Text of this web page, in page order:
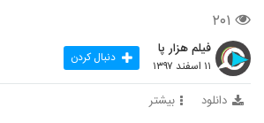
۲۰۱
فیلم هزار پا
۱۱ اسفند ۱۳۹۷ دنبال کردن
دانلود بیشتر